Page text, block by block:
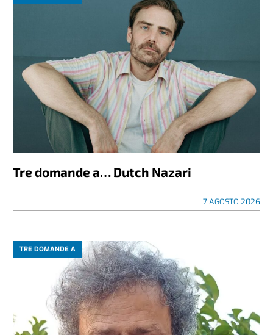
Tre domande a… Dutch Nazari
7 AGOSTO 2026
TRE DOMANDE A